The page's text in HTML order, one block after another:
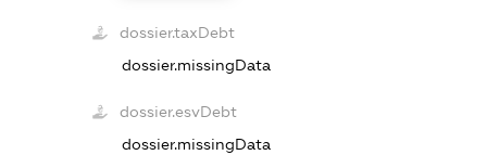
dossier.taxDebt
dossier.missingData
dossier.esvDebt
dossier.missingData